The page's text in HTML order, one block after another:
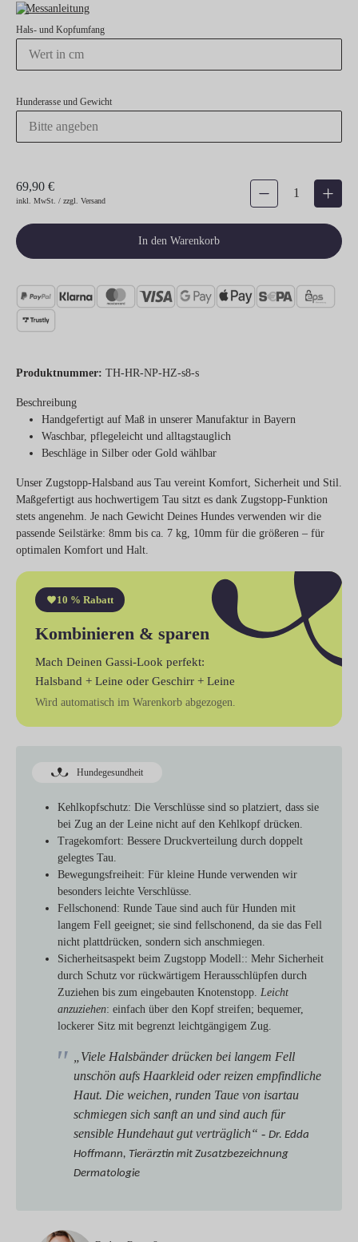
Messanleitung
Hals- und Kopfumfang
Hunderasse und Gewicht
69,90 €
inkl. MwSt. / zzgl. Versand
Produkt Anzahl: Gib den
In den Warenkorb
Produktnummer: TH-HR-NP-HZ-s8-s
Beschreibung
Handgefertigt auf Maß in unserer Manufaktur in Bayern
Waschbar, pflegeleicht und alltagstauglich
Beschläge in Silber oder Gold wählbar
Unser Zugstopp-Halsband aus Tau vereint Komfort, Sicherheit und Stil.
Maßgefertigt aus hochwertigem Tau sitzt es dank Zugstopp-Funktion
stets angenehm. Je nach Gewicht Deines Hundes verwenden wir die
passende Seilstärke: 8mm bis ca. 7 kg, 10mm für die größeren – für
optimalen Komfort und Halt.
10 % Rabatt
Kombinieren & sparen
Mach Deinen Gassi-Look perfekt:
Halsband + Leine oder Geschirr + Leine
Wird automatisch im Warenkorb abgezogen.
Hundegesundheit
Kehlkopfschutz: Die Verschlüsse sind so platziert, dass sie
bei Zug an der Leine nicht auf den Kehlkopf drücken.
Tragekomfort: Bessere Druckverteilung durch doppelt
gelegtes Tau.
Bewegungsfreiheit: Für kleine Hunde verwenden wir
besonders leichte Verschlüsse.
Fellschonend: Runde Taue sind auch für Hunden mit
langem Fell geeignet; sie sind fellschonend, da sie das Fell
nicht plattdrücken, sondern sich anschmiegen.
Sicherheitsaspekt beim Zugstopp Modell:: Mehr Sicherheit
durch Schutz vor rückwärtigem Herausschlüpfen durch
Zuziehen bis zum eingebauten Knotenstopp. Leicht
anzuziehen: einfach über den Kopf streifen; bequemer,
lockerer Sitz mit begrenzt leichtgängigem Zug.
„Viele Halsbänder drücken bei langem Fell
unschön aufs Haarkleid oder reizen empfindliche
Haut. Die weichen, runden Taue von isartau
schmiegen sich sanft an und sind auch für
sensible Hundehaut gut verträglich“ - Dr. Edda
Hoffmann, Tierärztin mit Zusatzbezeichnung
Dermatologie